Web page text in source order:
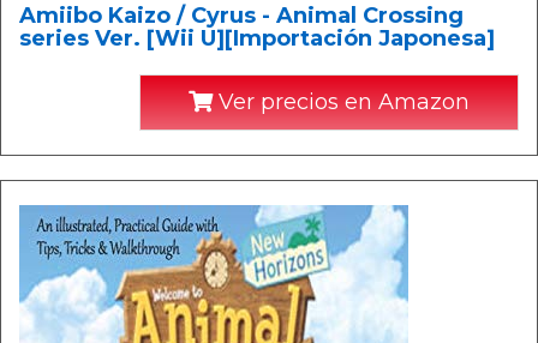
Amiibo Kaizo / Cyrus - Animal Crossing
series Ver. [Wii U][Importación Japonesa]
Ver precios en Amazon